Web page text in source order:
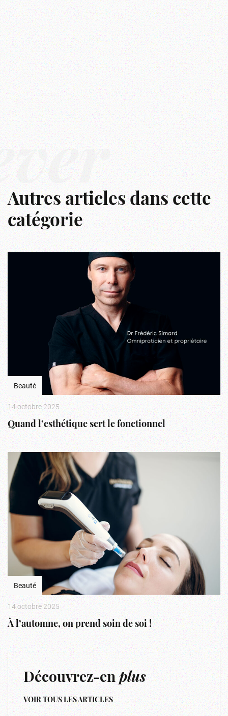
Autres articles dans cette
catégorie
Beauté
14 octobre 2025
Quand l’esthétique sert le fonctionnel
Beauté
14 octobre 2025
À l’automne, on prend soin de soi !
Découvrez-enplus
VOIR TOUS LES ARTICLES